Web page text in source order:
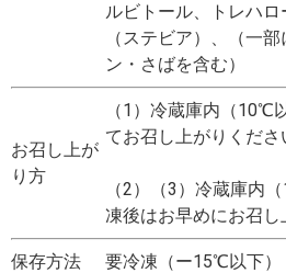
ルビトール、トレハ
（ステビア）、（一
ン・さばを含む）
お召し上が
り方
（1）冷蔵庫内（10℃
てお召し上がりくださ
（2）（3）冷蔵庫内
凍後はお早めにお召し
保存方法 要冷凍（ー15℃以下）